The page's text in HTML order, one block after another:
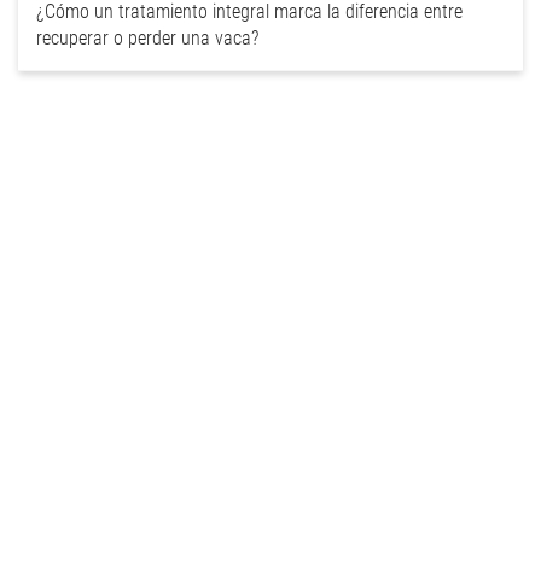
¿Cómo un tratamiento integral marca la diferencia entre
recuperar o perder una vaca?